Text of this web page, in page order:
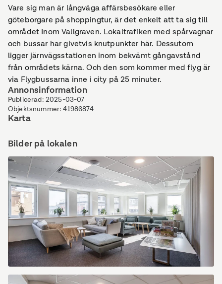
Vare sig man är långväga affärsbesökare eller
göteborgare på shoppingtur, är det enkelt att ta sig till
området Inom Vallgraven. Lokaltrafiken med spårvagnar
och bussar har givetvis knutpunkter här. Dessutom
ligger järnvägsstationen inom bekvämt gångavstånd
från områdets kärna. Och den som kommer med flyg är
via Flygbussarna inne i city på 25 minuter.
Annonsinformation
Publicerad: 2025-03-07
Objektsnummer:41986874
Karta
Bilder på lokalen
Kungsgatan